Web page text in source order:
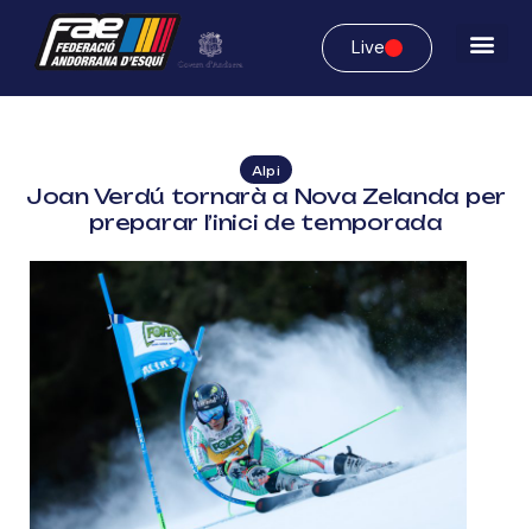
Live
Alpi
Joan Verdú tornarà a Nova Zelanda per
preparar l’inici de temporada